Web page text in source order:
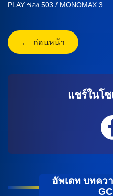
PLAY ช่อง 503 / MONOMAX 3
← ก่อนหน้า
แชร์ในโ
อัพเดท บทคว